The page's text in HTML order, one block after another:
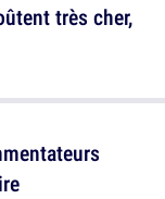
très cher,